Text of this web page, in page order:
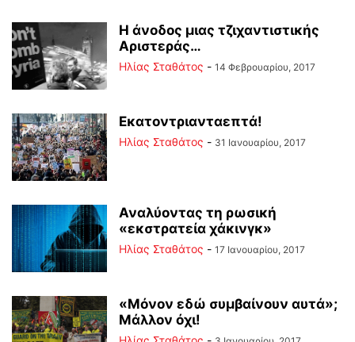
Η άνοδος μιας τζιχαντιστικής
Αριστεράς…
Ηλίας Σταθάτος - 14 Φεβρουαρίου, 2017
Εκατοντριανταεπτά!
Ηλίας Σταθάτος - 31 Ιανουαρίου, 2017
Αναλύοντας τη ρωσική
«εκστρατεία χάκινγκ»
Ηλίας Σταθάτος - 17 Ιανουαρίου, 2017
«Μόνον εδώ συμβαίνουν αυτά»;
Μάλλον όχι!